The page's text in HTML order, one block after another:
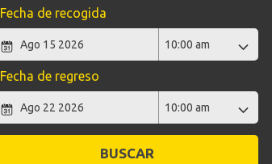
Fecha de recogida
Fecha de regreso
BUSCAR